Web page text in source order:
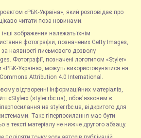
«РБК-Україна», який розповідає про
читати поза новинами.
інші зображення належать їхнім
фотографій, позначених Getty Images,
наявності письмового дозволу
Фотографії, позначені логотипом «Styler»
«РБК-Україна», можуть використовуватися на
Commons Attribution 4.0 International.
відтворенні інформаційних матеріалів,
«Styler» (styler.rbc.ua), обов'язковим є
на styler.rbc.ua, відкритого для
Таке гіперпосилання має бути
в тексті матеріалу не нижче другого абзацу.